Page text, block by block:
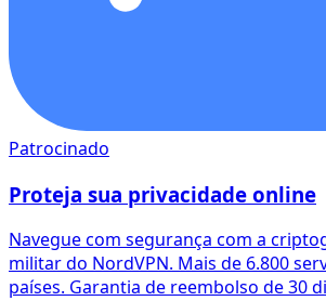
Patrocinado
Proteja sua privacidade online
Navegue com segurança com a
militar do NordVPN. Mais de 6.800
países. Garantia de reembolso de 30